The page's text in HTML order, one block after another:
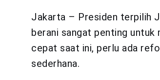
Jakarta – Presiden terpilih
berani sangat penting untuk
cepat saat ini, perlu ada
sederhana.